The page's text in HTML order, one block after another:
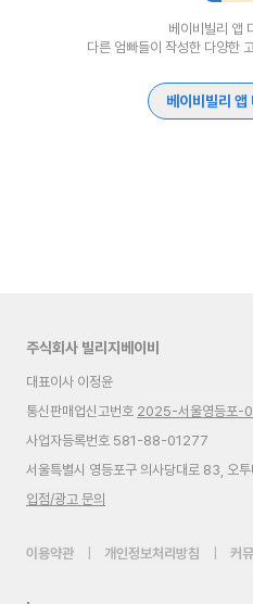
베이비빌리 앱
다른 엄빠들이 작성한 다양한
베이비빌리 앱
주식회사 빌리지베이비
대표이사 이정윤
통신판매업신고번호 2025-서울영등포-
사업자등록번호 581-88-01277
서울특별시 영등포구 의사당대로 83, 오
입점/광고 문의
이용약관 개인정보처리방침 커